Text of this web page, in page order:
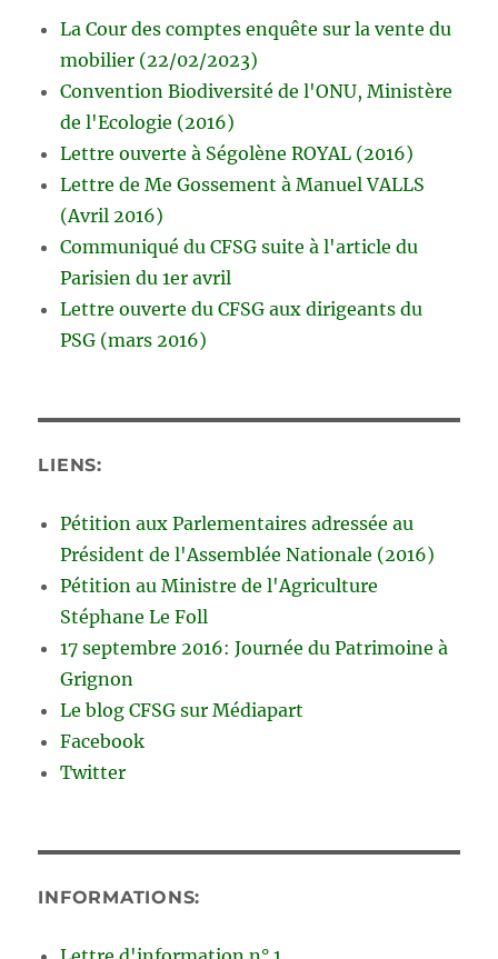
La Cour des comptes enquête sur la vente du
mobilier (22/02/2023)
Convention Biodiversité de l'ONU, Ministère
de l'Ecologie (2016)
Lettre ouverte à Ségolène ROYAL (2016)
Lettre de Me Gossement à Manuel VALLS
(Avril 2016)
Communiqué du CFSG suite à l'article du
Parisien du 1er avril
Lettre ouverte du CFSG aux dirigeants du
PSG (mars 2016)
LIENS:
Pétition aux Parlementaires adressée au
Président de l'Assemblée Nationale (2016)
Pétition au Ministre de l'Agriculture
Stéphane Le Foll
17 septembre 2016: Journée du Patrimoine à
Grignon
Le blog CFSG sur Médiapart
Facebook
Twitter
INFORMATIONS: